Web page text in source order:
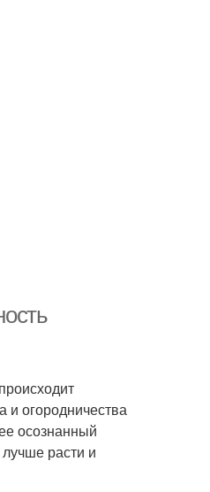
и огородничества
осознанный
расти и